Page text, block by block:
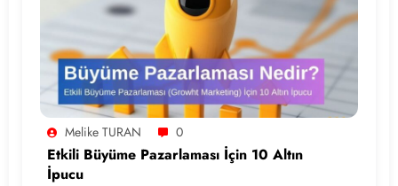
Melike TURAN 0
Etkili Büyüme Pazarlaması İçin 10 Altın
İpucu